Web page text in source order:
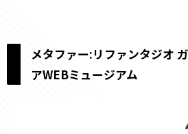
メタファー:リファンタジオ
アWEBミュージアム